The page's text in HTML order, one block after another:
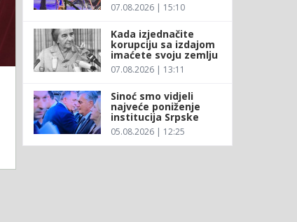
07.08.2026 | 15:10
Kada izjednačite
korupciju sa izdajom
imaćete svoju zemlju
07.08.2026 | 13:11
Sinoć smo vidjeli
najveće poniženje
institucija Srpske
05.08.2026 | 12:25